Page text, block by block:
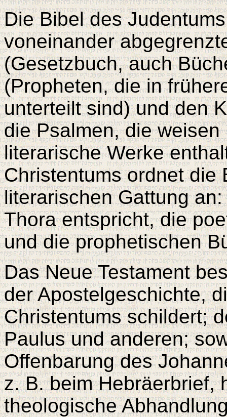
Die Bibel des
voneinander
(Gesetzbuch, auch
(Propheten, die in
unterteilt sind) und den
die Psalmen, die
literarische Werke
Christentums ordnet die
literarischen Gattung
Thora entspricht, die
und die prophetischen
Das Neue Testament
der Apostelgeschichte,
Christentums schildert;
Paulus und anderen;
Offenbarung des
z. B. beim Hebräerbrief,
theologische